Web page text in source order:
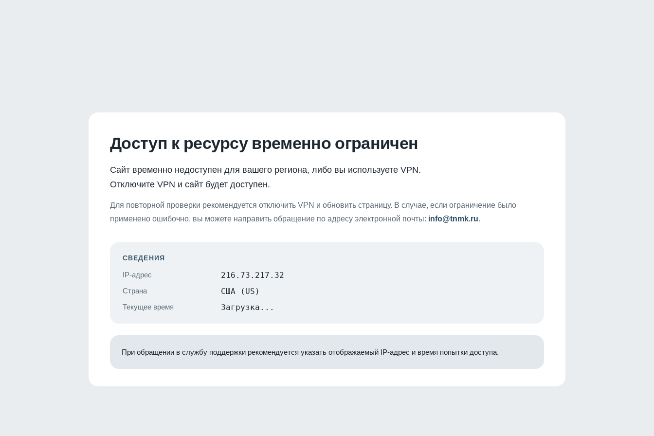
Доступ к ресурсу временно ограничен
Сайт временно недоступен для вашего региона, либо вы используете VPN.
Отключите VPN и сайт будет доступен.
Для повторной проверки рекомендуется отключить VPN и обновить страницу. В случае, если ограничение было
применено ошибочно, вы можете направить обращение по адресу электронной почты: info@tnmk.ru.
СВЕДЕНИЯ
IP-адрес 216.73.217.32
Страна США (US)
Текущее время Загрузка...
При обращении в службу поддержки рекомендуется указать отображаемый IP-адрес и время попытки доступа.